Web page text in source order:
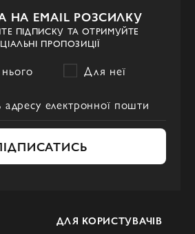
НА EMAIL РОЗСИЛКУ
ПІДПИСКУ ТА ОТРИМУЙТЕ
ПРОПОЗИЦІЇ
Для неї
ДЛЯ КОРИСТУВАЧІВ